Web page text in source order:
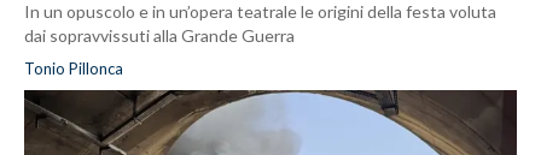
In un opuscolo e in un’opera teatrale le origini della festa voluta
dai sopravvissuti alla Grande Guerra
Tonio Pillonca